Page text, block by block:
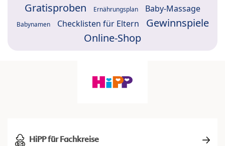
Gratisproben Ernährungsplan Baby-Massage
Babynamen Checklisten für Eltern
Gewinnspiele
Online-Shop
HiPP für Fachkreise